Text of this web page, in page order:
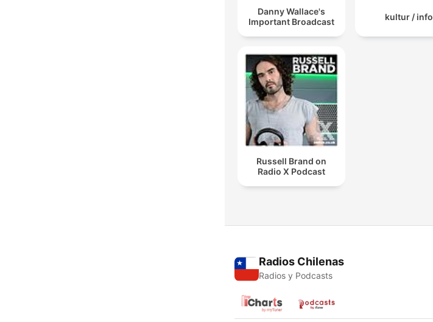
Danny Wallace's
Important Broadcast
kultur / info
Russell Brand on
Radio X Podcast
Radios Chilenas
Radios y Podcasts